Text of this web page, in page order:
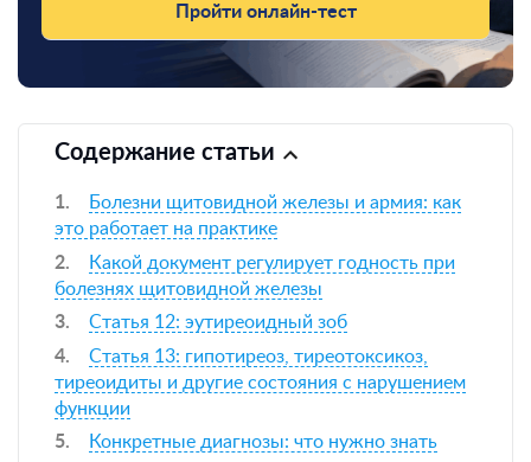
Пройти онлайн-тест
Содержание статьи
Болезни щитовидной железы и армия: как
это работает на практике
Какой документ регулирует годность при
болезнях щитовидной железы
Статья 12: эутиреоидный зоб
Статья 13: гипотиреоз, тиреотоксикоз,
тиреоидиты и другие состояния с нарушением
функции
Конкретные диагнозы: что нужно знать